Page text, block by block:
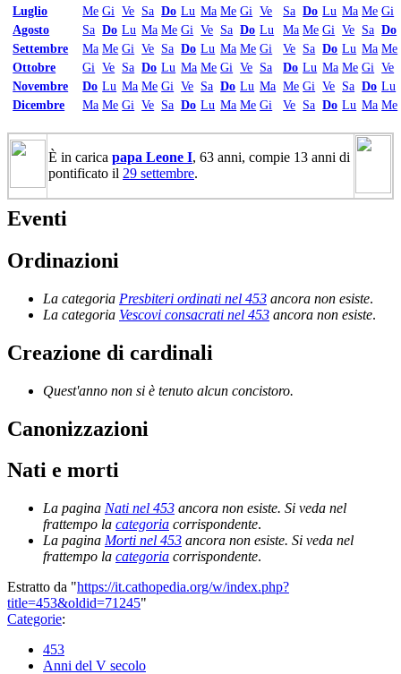
Luglio
Me Gi Ve Sa Do Lu Ma Me Gi Ve Sa Do Lu Ma Me Gi
Agosto
Sa Do Lu Ma Me Gi Ve Sa Do Lu Ma Me Gi Ve Sa Do
Settembre
Ma Me Gi Ve Sa Do Lu Ma Me Gi Ve Sa Do Lu Ma Me
Ottobre
Gi Ve Sa Do Lu Ma Me Gi Ve Sa Do Lu Ma Me Gi Ve
Novembre
Do Lu Ma Me Gi Ve Sa Do Lu Ma Me Gi Ve Sa Do Lu
Dicembre
Ma Me Gi Ve Sa Do Lu Ma Me Gi Ve Sa Do Lu Ma Me
È in carica papa Leone I, 63 anni, compie 13 anni di
pontificato il 29 settembre.
Eventi
Ordinazioni
La categoria Presbiteri ordinati nel 453 ancora non esiste.
La categoria Vescovi consacrati nel 453 ancora non esiste.
Creazione di cardinali
Quest'anno non si è tenuto alcun concistoro.
Canonizzazioni
Nati e morti
La pagina Nati nel 453 ancora non esiste. Si veda nel
frattempo la categoria corrispondente.
La pagina Morti nel 453 ancora non esiste. Si veda nel
frattempo la categoria corrispondente.
Estratto da "https://it.cathopedia.org/w/index.php?
title=453&oldid=71245"
Categorie:
453
Anni del V secolo